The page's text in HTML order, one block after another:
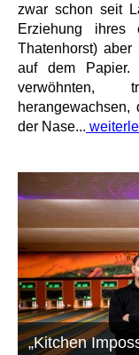
zwar schon seit
Erziehung ihres
Thatenhorst)
auf dem
verwöhnten,
der Nase...
„Kitchen